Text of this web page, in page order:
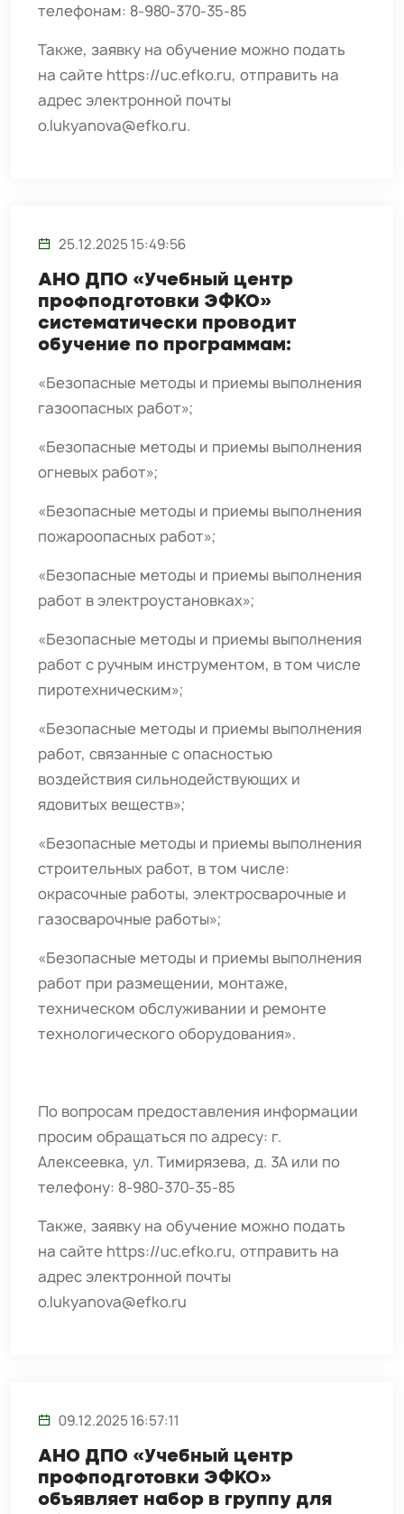
телефонам: 8-980-370-35-85
Также, заявку на обучение можно подать
на сайте https://uc.efko.ru, отправить на
адрес электронной почты
o.lukyanova@efko.ru.
25.12.2025 15:49:56
АНО ДПО «Учебный центр
профподготовки ЭФКО»
систематически проводит
обучение по программам:
«Безопасные методы и приемы выполнения
газоопасных работ»;
«Безопасные методы и приемы выполнения
огневых работ»;
«Безопасные методы и приемы выполнения
пожароопасных работ»;
«Безопасные методы и приемы выполнения
работ в электроустановках»;
«Безопасные методы и приемы выполнения
работ с ручным инструментом, в том числе
пиротехническим»;
«Безопасные методы и приемы выполнения
работ, связанные с опасностью
воздействия сильнодействующих и
ядовитых веществ»;
«Безопасные методы и приемы выполнения
строительных работ, в том числе:
окрасочные работы, электросварочные и
газосварочные работы»;
«Безопасные методы и приемы выполнения
работ при размещении, монтаже,
техническом обслуживании и ремонте
технологического оборудования».
По вопросам предоставления информации
просим обращаться по адресу: г.
Алексеевка, ул. Тимирязева, д. 3А или по
телефону: 8-980-370-35-85
Также, заявку на обучение можно подать
на сайте https://uc.efko.ru, отправить на
адрес электронной почты
o.lukyanova@efko.ru
09.12.2025 16:57:11
АНО ДПО «Учебный центр
профподготовки ЭФКО»
объявляет набор в группу для